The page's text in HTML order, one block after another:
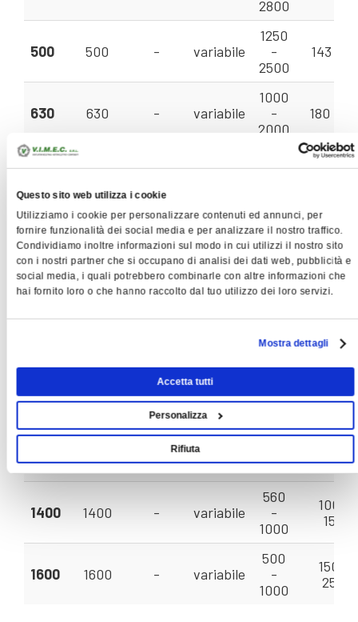
Questo sito web utilizza i cookie
Utilizziamo i cookie per personalizzare contenuti ed annunci, per
fornire funzionalità dei social media e per analizzare il nostro traffico.
Condividiamo inoltre informazioni sul modo in cui utilizzi il nostro sito
con i nostri partner che si occupano di analisi dei dati web, pubblicità e
social media, i quali potrebbero combinarle con altre informazioni che
hai fornito loro o che hanno raccolto dal tuo utilizzo dei loro servizi.
Mostra dettagli
Accetta tutti
Personalizza
Rifiuta
2800
500 500 - variabile
1250
-
2500
143 -
630 630 - variabile
1000
-
2000
180 -
710 710 - variabile
-
240 -
800 800 - variabile
900
-
1800
285 -
900 900 - variabile
800
-
325 -
710 -
360 -
1120 1120 - variabile
1250
600 -
variabile
630
1120
1400 1400 - variabile
560
-
1000
1000 -
1500
1600 1600 - variabile
500
-
1000
1500 -
2500